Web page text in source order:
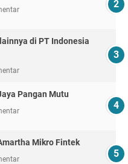
di PT Indonesia
Pangan Mutu
Mikro Fintek